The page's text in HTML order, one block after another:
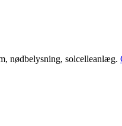
nødbelysning, solcelleanlæg.